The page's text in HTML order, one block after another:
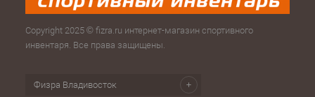
Copyright 2025 © fizra.ru интернет-магазин спортивного
инвентаря. Все права защищены.
Физра Владивосток